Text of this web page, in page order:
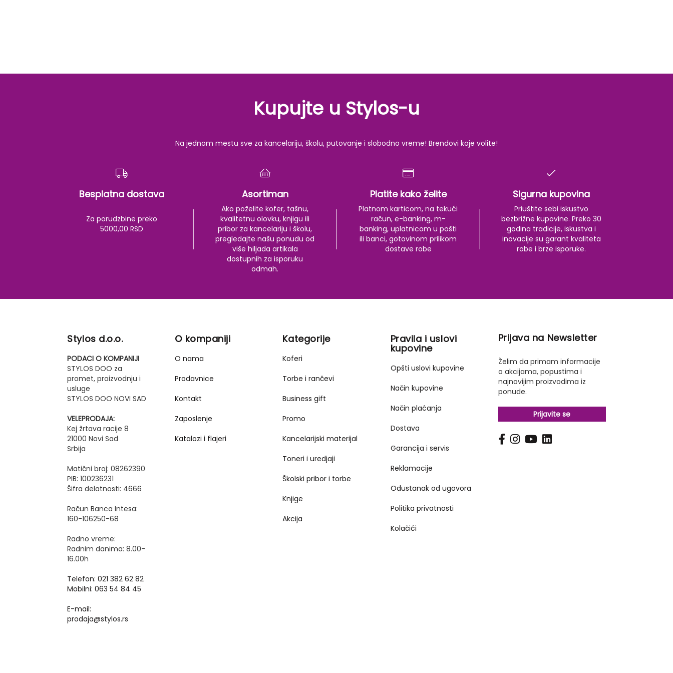
unutrašnja i spoljna trgovina, carine, špedicija i osiguranje, privredna i
Kupujte u Stylos-u
Na jednom mestu sve za kancelariju, školu, putovanje i slobodno vreme! Brendovi koje volite!
Besplatna dostava
Za porudzbine preko
5000,00 RSD
Asortiman
Ako poželite kofer, tašnu,
kvalitetnu olovku, knjigu ili
pribor za kancelariju i školu,
pregledajte našu ponudu od
više hiljada artikala
dostupnih za isporuku
odmah.
Platite kako želite
Platnom karticom, na tekući
račun, e-banking, m-
banking, uplatnicom u pošti
ili banci, gotovinom prilikom
dostave robe
Sigurna kupovina
Priuštite sebi iskustvo
bezbrižne kupovine. Preko 30
godina tradicije, iskustva i
inovacije su garant kvaliteta
robe i brze isporuke.
Stylos d.o.o.
PODACI O KOMPANIJI
STYLOS DOO za
promet, proizvodnju i
usluge
STYLOS DOO NOVI SAD
VELEPRODAJA:
Kej žrtava racije 8
21000 Novi Sad
Srbija
Matični broj: 08262390
PIB: 100236231
Šifra delatnosti: 4666
Račun Banca Intesa:
160-106250-68
Radno vreme:
Radnim danima: 8.00-
16.00h
Telefon: 021 382 62 82
Mobilni: 063 54 84 45
E-mail:
prodaja@stylos.rs
O kompaniji
O nama
Prodavnice
Kontakt
Zaposlenje
Katalozi i flajeri
Kategorije
Koferi
Torbe i rančevi
Business gift
Promo
Kancelarijski materijal
Toneri i uredjaji
Školski pribor i torbe
Knjige
Akcija
Pravila i uslovi
kupovine
Opšti uslovi kupovine
Način kupovine
Način plaćanja
Dostava
Garancija i servis
Reklamacije
Odustanak od ugovora
Politika privatnosti
Kolačići
Prijava na Newsletter
Želim da primam informacije
o akcijama, popustima i
najnovijim proizvodima iz
ponude.
Prijavite se